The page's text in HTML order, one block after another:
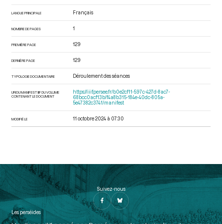
LANGUE PRINCIPALE Français
NOMBRE DE PAGES 1
PREMIÈRE PAGE 129
DERNIÈRE PAGE 129
TYPOLOGIE DOCUMENTAIRE Déroulement des séances
URI DU MANIFEST IIIF DU VOLUME
CONTENANT LE DOCUMENT
https://iiif.persee.fr/b0e2cf11-597c-427d-8ac7-
68bcc0acf13b/f4a8b315-184e-40dc-805a-
5e47382c3741/manifest
MODIFIÉ LE 11 octobre 2024 à 07:30
Suivez-nous
Les perséides